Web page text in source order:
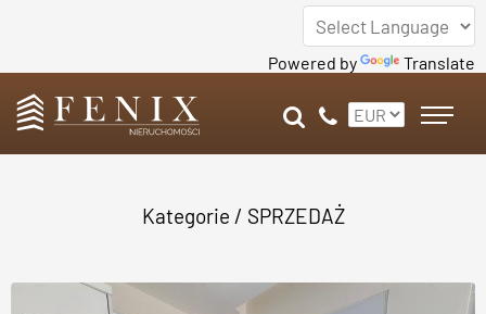
Powered by Translate
Kategorie / SPRZEDAŻ